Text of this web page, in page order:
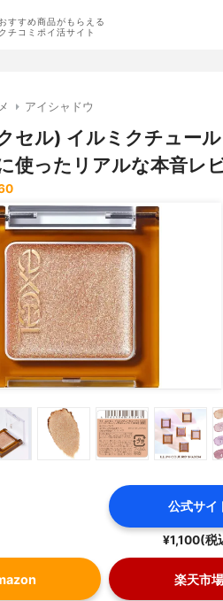
おすすめ商品がもらえる
クチコミポイ活サイト
アイシャドウ
セル) イルミクチュー
使ったリアルな本音レ
公式サイ
¥1,100(税
楽天市場